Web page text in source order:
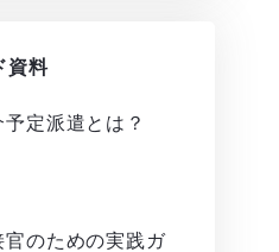
資料
予定派遣とは？
官のための実践ガ